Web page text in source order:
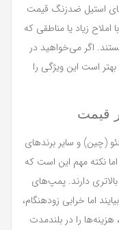
استیل ضدزنگ قیمت
زیاد یا مناطقی که
اگر می‌خواهید در
است این ویژگی را
قیمت
لئو (چین) و سایر برندهای
اما نکته مهم این است که
دارند. پمپ‌های
اما خرابی زودهنگام،
را در بلندمدت